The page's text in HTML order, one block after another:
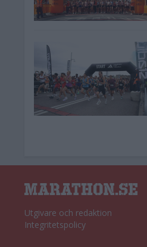
Utgivare och redaktion
Integritetspolicy